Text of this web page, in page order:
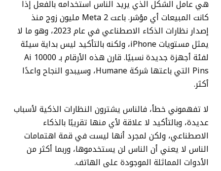
هي عامل الشكل الذي يريد الناس استخدامه بالفعل إذا
كانت المبيعات أي مؤشر. باعت Meta 2 مليون زوج منذ
إصدار نظارات الذكاء الاصطناعي في عام 2023، وهو ما لا
يمثل مستويات iPhone، ولكنه بالتأكيد ليس بداية سيئة
لفئة أجهزة جديدة نسبيًا. قارن هذه الأرقام بـ 10000 Ai
Pins التي باعتها شركة Humane، وسيبدو النجاح واعدًا
أكثر.
لا تفهموني خطأ، فالناس يشترون النظارات الذكية لأسباب
عديدة، وبالتأكيد لا علاقة لأي منها تقريبًا بالذكاء
الاصطناعي، ولكن لمجرد أنها ليست في قمة اهتمامات
الناس لا يعني أن الناس لن يستخدموها، وربما أكثر من
الأدوات المماثلة الموجودة على الهاتف.